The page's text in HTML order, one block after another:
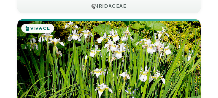
🍃IRIDACEAE
🪴VIVACE